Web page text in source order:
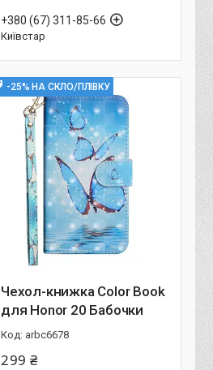
+380 (67) 311-85-66
Київстар
-25% НА СКЛО/ПЛІВКУ
Чехол-книжка Color Book
для Honor 20 Бабочки
arbc6678
299 ₴